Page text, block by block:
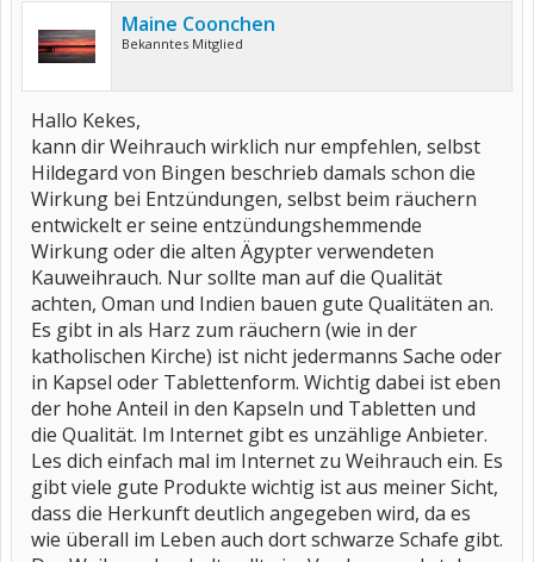
Maine Coonchen
Bekanntes Mitglied
Hallo Kekes,
kann dir Weihrauch wirklich nur empfehlen, selbst
Hildegard von Bingen beschrieb damals schon die
Wirkung bei Entzündungen, selbst beim räuchern
entwickelt er seine entzündungshemmende
Wirkung oder die alten Ägypter verwendeten
Kauweihrauch. Nur sollte man auf die Qualität
achten, Oman und Indien bauen gute Qualitäten an.
Es gibt in als Harz zum räuchern (wie in der
katholischen Kirche) ist nicht jedermanns Sache oder
in Kapsel oder Tablettenform. Wichtig dabei ist eben
der hohe Anteil in den Kapseln und Tabletten und
die Qualität. Im Internet gibt es unzählige Anbieter.
Les dich einfach mal im Internet zu Weihrauch ein. Es
gibt viele gute Produkte wichtig ist aus meiner Sicht,
dass die Herkunft deutlich angegeben wird, da es
wie überall im Leben auch dort schwarze Schafe gibt.